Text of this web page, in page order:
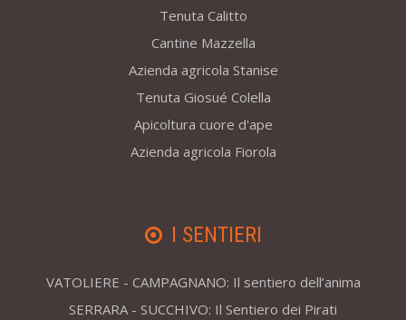
Tenuta Calitto
Cantine Mazzella
Azienda agricola Stanise
Tenuta Giosué Colella
Apicoltura cuore d'ape
Azienda agricola Fiorola
I SENTIERI
VATOLIERE - CAMPAGNANO: Il sentiero dell’anima
SERRARA - SUCCHIVO: Il Sentiero dei Pirati